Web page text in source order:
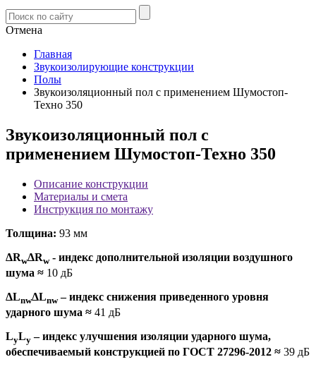
Отмена
Главная
Звукоизолирующие конструкции
Полы
Звукоизоляционный пол с применением Шумостоп-
Техно 350
Звукоизоляционный пол с
применением Шумостоп-Техно 350
Описание конструкции
Материалы и смета
Инструкция по монтажу
Толщина: 93 мм
ΔRwΔRw- индекс дополнительной изоляции воздушного
шума ≈ 10 дБ
ΔLnwΔLnw– индекс снижения приведенного уровня
ударного шума ≈ 41 дБ
LyLy – индекс улучшения изоляции ударного шума,
обеспечиваемый конструкцией по ГОСТ 27296-2012 ≈ 39 дБ